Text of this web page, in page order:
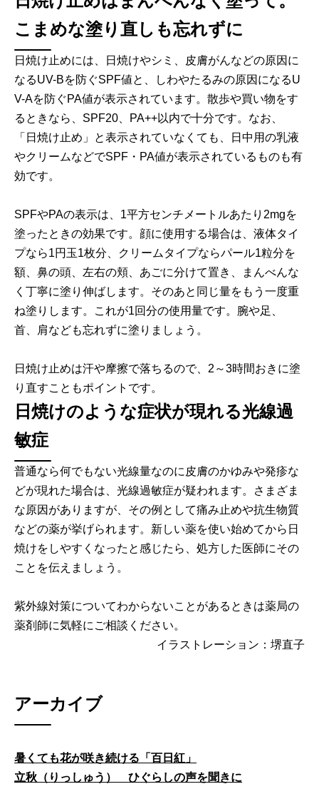
こまめな塗り直しも忘れずに
日焼け止めには、日焼けやシミ、皮膚がんなどの原因に
なるUV-Bを防ぐSPF値と、しわやたるみの原因になるU
V-Aを防ぐPA値が表示されています。散歩や買い物をす
るときなら、SPF20、PA++以内で十分です。なお、
「日焼け止め」と表示されていなくても、日中用の乳液
やクリームなどでSPF・PA値が表示されているものも有
効です。
SPFやPAの表示は、1平方センチメートルあたり2mgを
塗ったときの効果です。顔に使用する場合は、液体タイ
プなら1円玉1枚分、クリームタイプならパール1粒分を
額、鼻の頭、左右の頬、あごに分けて置き、まんべんな
く丁寧に塗り伸ばします。そのあと同じ量をもう一度重
ね塗りします。これが1回分の使用量です。腕や足、
首、肩なども忘れずに塗りましょう。
日焼け止めは汗や摩擦で落ちるので、2～3時間おきに塗
り直すこともポイントです。
日焼けのような症状が現れる光線過
敏症
普通なら何でもない光線量なのに皮膚のかゆみや発疹な
どが現れた場合は、光線過敏症が疑われます。さまざま
な原因がありますが、その例として痛み止めや抗生物質
などの薬が挙げられます。新しい薬を使い始めてから日
焼けをしやすくなったと感じたら、処方した医師にその
ことを伝えましょう。
紫外線対策についてわからないことがあるときは薬局の
薬剤師に気軽にご相談ください。
イラストレーション：堺直子
アーカイブ
暑くても花が咲き続ける「百日紅」
立秋（りっしゅう） ひぐらしの声を聞きに